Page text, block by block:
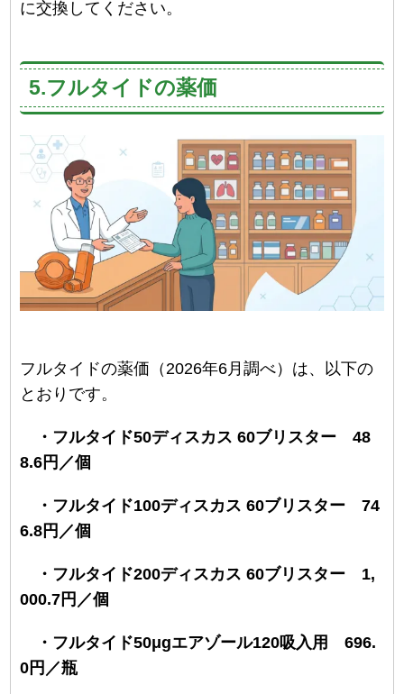
に交換してください。
5.フルタイドの薬価
フルタイドの薬価（2026年6月調べ）は、以下の
とおりです。
・フルタイド50ディスカス 60ブリスター 48
8.6円／個
・フルタイド100ディスカス 60ブリスター 74
6.8円／個
・フルタイド200ディスカス 60ブリスター 1,
000.7円／個
・フルタイド50μgエアゾール120吸入用 696.
0円／瓶